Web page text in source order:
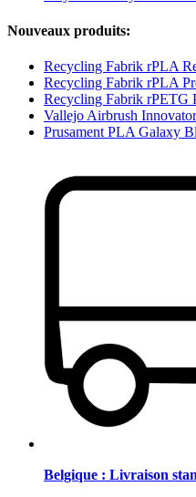
Nouveaux produits:
Recycling Fabrik rPLA
Recycling Fabrik rPLA
Recycling Fabrik rPETG
Vallejo Airbrush Innovator
Prusament PLA Galaxy
Belgique : Livraison